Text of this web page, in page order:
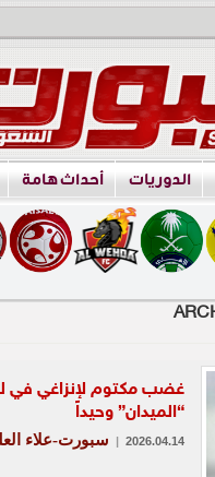
الدوريات أحداث هامة
غضب مكتوم لإنزاغي في
“الميدان” وحيداً
2026.04.14
| سبورت-علاء